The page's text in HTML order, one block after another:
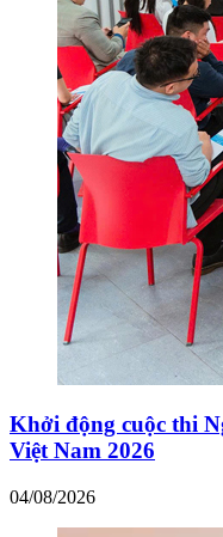
Khởi động cuộc thi
Việt Nam 2026
04/08/2026